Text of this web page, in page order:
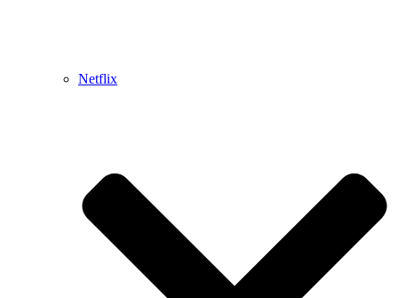
Netflix